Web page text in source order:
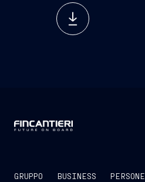
GRUPPO BUSINESS PERSONE